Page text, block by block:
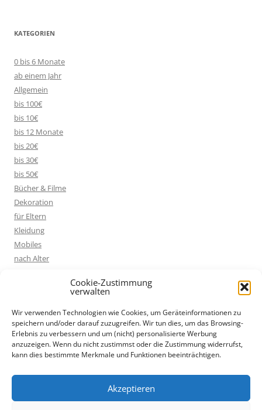
Cookie-Zustimmung
verwalten
Wir verwenden Technologien wie Cookies, um Geräteinformationen zu
speichern und/oder darauf zuzugreifen. Wir tun dies, um das Browsing-
Erlebnis zu verbessern und um (nicht) personalisierte Werbung
anzuzeigen. Wenn du nicht zustimmst oder die Zustimmung widerrufst,
kann dies bestimmte Merkmale und Funktionen beeinträchtigen.
Akzeptieren
KATEGORIEN
0 bis 6 Monate
ab einem Jahr
Allgemein
bis 100€
bis 10€
bis 12 Monate
bis 20€
bis 30€
bis 50€
Bücher & Filme
Dekoration
für Eltern
Kleidung
Mobiles
nach Alter
über 100€
WERBUNG / AFFILIATE LINKS
* Diese Seite verwendet Werbe-Links bzw. Affiliate-Links, die mit
einem Sternchen (*) gekennzeichnet sind. Wenn du auf so einen